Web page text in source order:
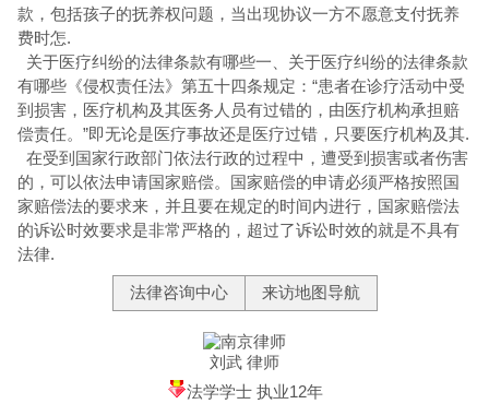
款，包括孩子的抚养权问题，当出现协议一方不愿意支付抚养
费时怎.
关于医疗纠纷的法律条款有哪些一、关于医疗纠纷的法律条款
有哪些《侵权责任法》第五十四条规定：“患者在诊疗活动中受
到损害，医疗机构及其医务人员有过错的，由医疗机构承担赔
偿责任。”即无论是医疗事故还是医疗过错，只要医疗机构及其.
在受到国家行政部门依法行政的过程中，遭受到损害或者伤害
的，可以依法申请国家赔偿。国家赔偿的申请必须严格按照国
家赔偿法的要求来，并且要在规定的时间内进行，国家赔偿法
的诉讼时效要求是非常严格的，超过了诉讼时效的就是不具有
法律.
法律咨询中心 来访地图导航
刘武 律师
法学学士 执业12年